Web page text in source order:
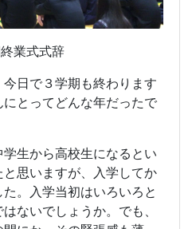
業式式辞
日で３学期も終わります
とってどんな年だったで
生から高校生になるとい
思いますが、入学してか
。入学当初はいろいろと
ないでしょうか。でも、